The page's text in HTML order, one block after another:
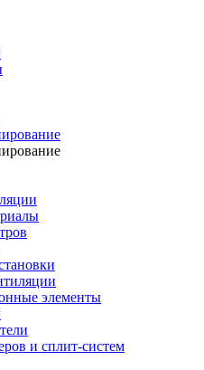
элементы
и сплит-систем